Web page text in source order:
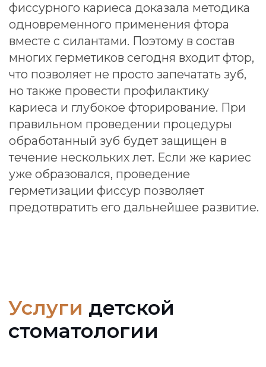
Каждый зубик имеет значение!
Позаботьтесь о стоматологическом здоровье
профессиональной помощи детского
стоматолога
Цены на услуги
детской
стоматологиии
Все врачи